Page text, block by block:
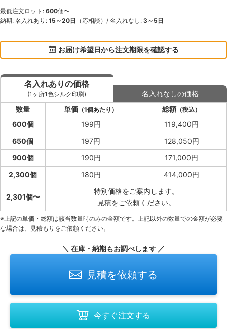
最低注文ロット: 600個〜
納期: 名入れあり: 15～20日 （応相談）/ 名入れなし: 3～5日
お届け希望日から注文期限を確認する
名入れありの価格
(1ヶ所1色シルク印刷)
名入れなしの価格
数量
単価 （1個あたり） 総額 （税込）
600個 199円
119,400円
650個
197円
128,050円
900個
190円
171,000円
2,300個
180円 414,000円
2,301個〜
特別価格をご案内します。
見積をご依頼ください。
※上記の単価・総額は該当数量時のみの金額です。上記以外の数量での金額が必要
な場合は、見積もりをご依頼ください。
＼ 在庫・納期もお調べします ／
見積を依頼する
今すぐ注文する